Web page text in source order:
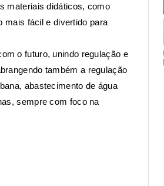
materiais didáticos, como
mais fácil e divertido para
o futuro, unindo regulação e
também a regulação
abastecimento de água
sempre com foco na